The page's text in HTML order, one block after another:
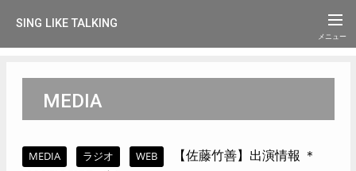
SING LIKE TALKING
MEDIA
MEDIA ラジオ WEB
【佐藤竹善】出演情報 ＊